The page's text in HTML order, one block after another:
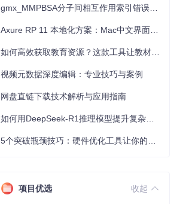
视频元数据深度编辑：专业技巧与案例
网盘直链下载技术解析与应用指南
项目优选 收起